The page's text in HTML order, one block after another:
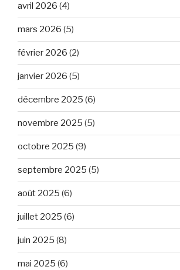
avril 2026 (4)
mars 2026 (5)
février 2026 (2)
janvier 2026 (5)
décembre 2025 (6)
novembre 2025 (5)
octobre 2025 (9)
septembre 2025 (5)
août 2025 (6)
juillet 2025 (6)
juin 2025 (8)
mai 2025 (6)